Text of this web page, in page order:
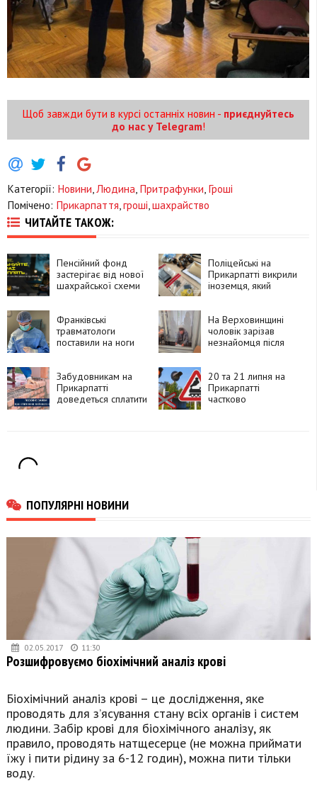
Щоб завжди бути в курсі останніх новин - приєднуйтесь
до нас у Telegram!
Категорії: Новини Людина Притрафунки Гроші
Помічено: Прикарпаття гроші шахрайство
ЧИТАЙТЕ ТАКОЖ:
Пенсійний фонд
застерігає від нової
шахрайської схеми
Поліцейські на
Прикарпатті викрили
іноземця, який
Telegram і збував їх
покупцям
Франківські
травматологи
поставили на ноги
операції
На Верховинщині
чоловік зарізав
незнайомця після
намагався видати
вбивство за
самогубство
Забудовникам на
Прикарпатті
доведеться сплатити
20 та 21 липня на
Прикарпатті
частково
ПОПУЛЯРНІ НОВИНИ
02.05.2017 11:30
Розшифровуємо біохімічний аналіз крові
Біохімічний аналіз крові – це дослідження, яке
проводять для з’ясування стану всіх органів і систем
людини. Забір крові для біохімічного аналізу, як
правило, проводять натщесерце (не можна приймати
їжу і пити рідину за 6-12 годин), можна пити тільки
воду.